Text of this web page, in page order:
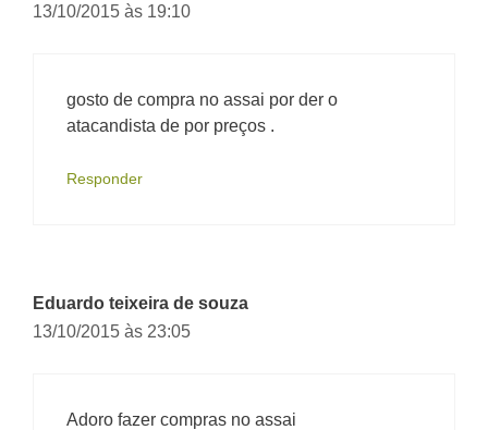
13/10/2015 às 19:10
gosto de compra no assai por der o
atacandista de por preços .
Responder
Eduardo teixeira de souza
13/10/2015 às 23:05
Adoro fazer compras no assai